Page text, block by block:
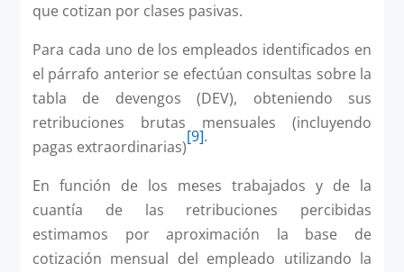
que cotizan por clases pasivas.
Para cada uno de los empleados identificados en
el párrafo anterior se efectúan consultas sobre la
tabla de devengos (DEV), obteniendo sus
retribuciones brutas mensuales (incluyendo
pagas extraordinarias)
[9].
En función de los meses trabajados y de la
cuantía de las retribuciones percibidas
estimamos por aproximación la base de
cotización mensual del empleado utilizando la